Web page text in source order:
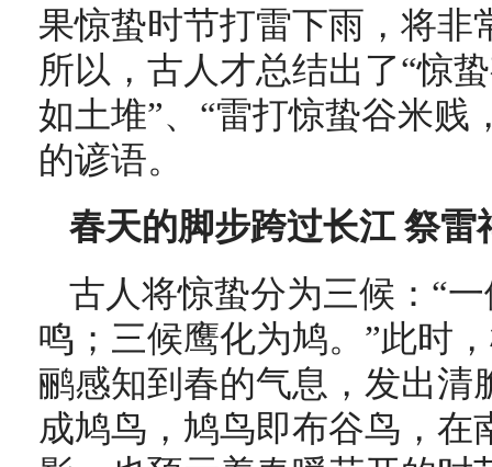
果惊蛰时节打雷下雨，将非
所以，古人才总结出了“惊
如土堆”、 “雷打惊蛰谷米贱
的谚语。
春天的脚步跨过长江 祭
古人将惊蛰分为三候：“
鸣；三候鹰化为鸠。”此时
鹂感知到春的气息，发出清
成鸠鸟， 鸠鸟即布谷鸟，在